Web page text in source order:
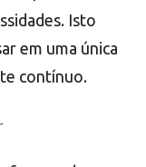
Isto
em uma única
contínuo.